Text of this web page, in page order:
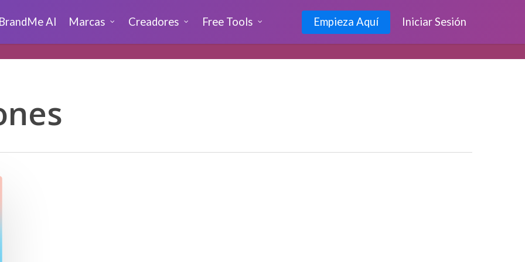
BrandMe AI Marcas Creadores Free Tools Empieza Aquí Iniciar Sesión